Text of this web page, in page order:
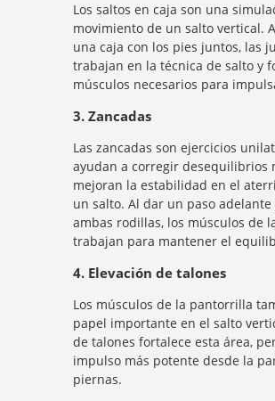
Los saltos en caja son una
movimiento de un salto vertical.
una caja con los pies juntos, las
trabajan en la técnica de salto y
músculos necesarios para
3. Zancadas
Las zancadas son ejercicios
ayudan a corregir desequilibrios
mejoran la estabilidad en el
un salto. Al dar un paso
ambas rodillas, los músculos de
trabajan para mantener el
4. Elevación de talones
Los músculos de la pantorrilla
papel importante en el salto
de talones fortalece esta área,
impulso más potente desde la
piernas.